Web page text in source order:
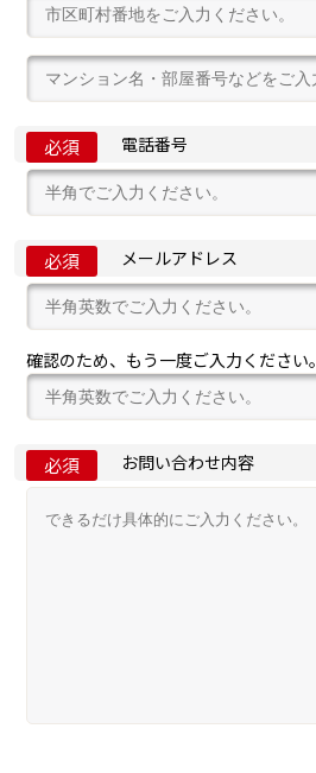
必須 電話番号
必須 メールアドレス
確認のため、もう一度ご入力ください。
必須 お問い合わせ内容